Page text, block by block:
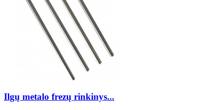
Ilgų metalo frezų rinkinys...